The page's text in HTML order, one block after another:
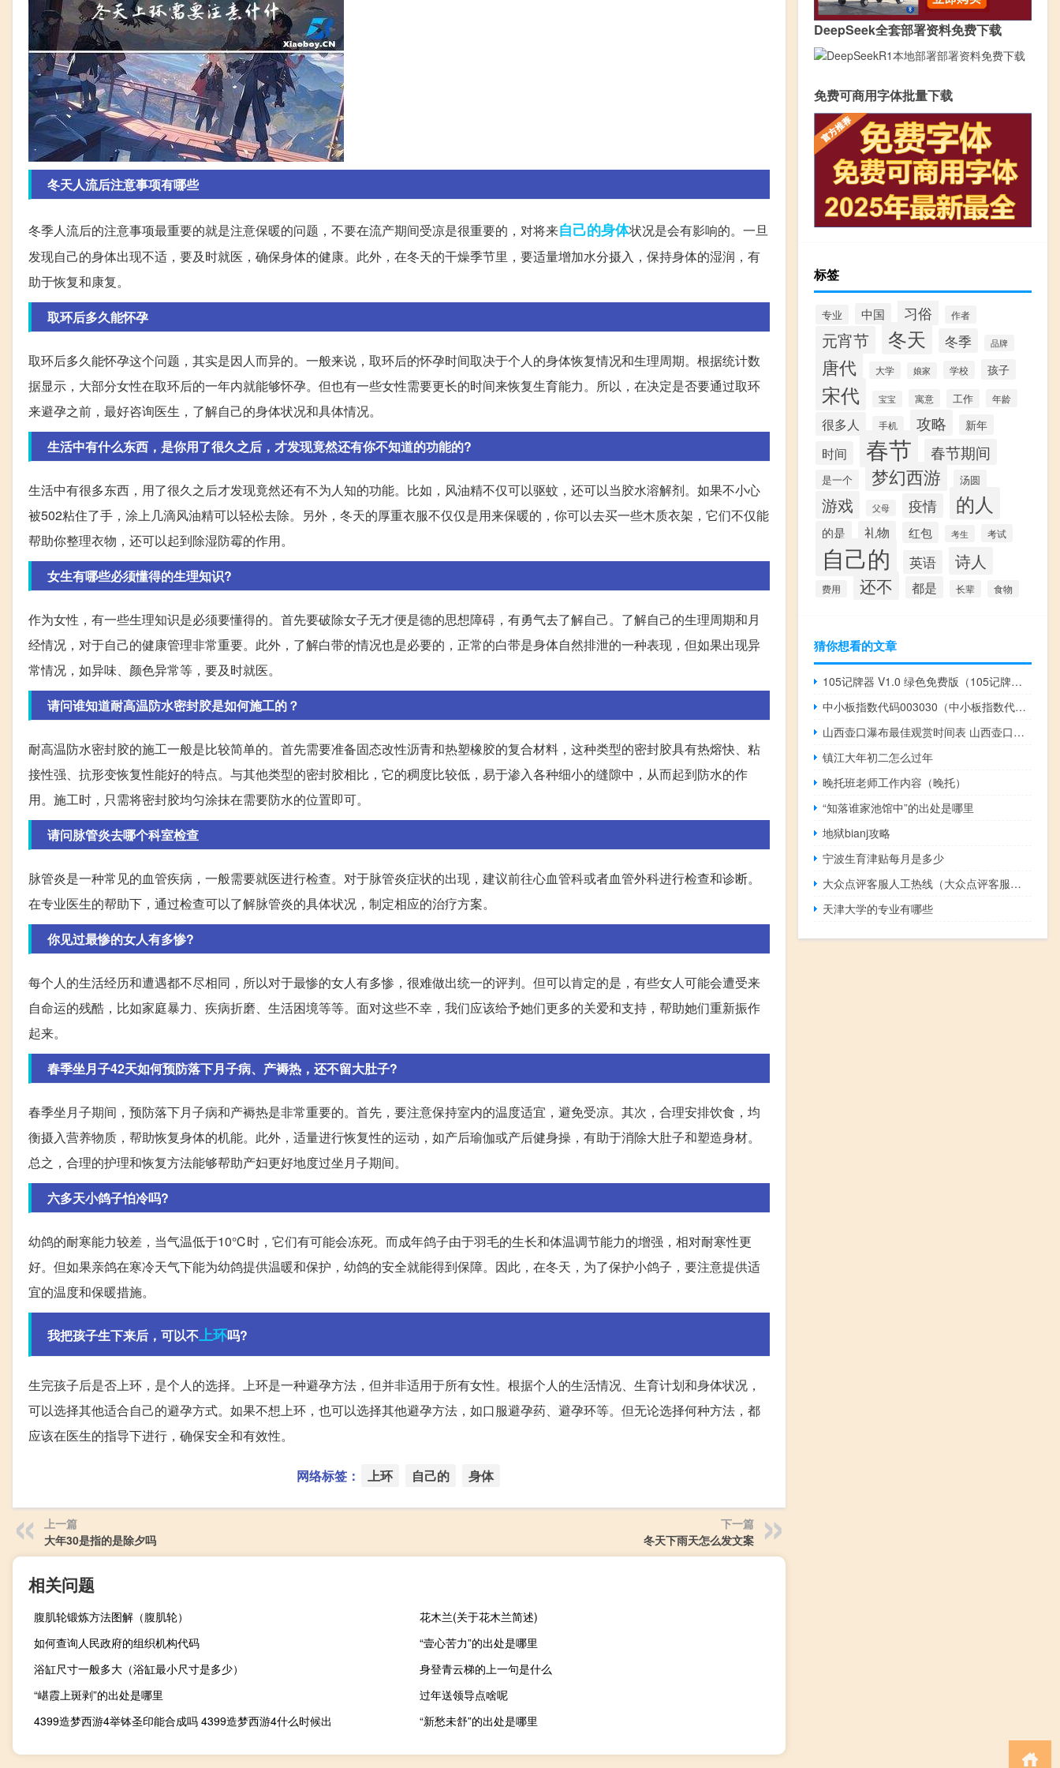
冬天人流后注意事项有哪些
冬季人流后的注意事项最重要的就是注意保暖的问题，不要在流产期间受凉是很重要的，对将来自己的身体状况是会有影响的。一旦
发现自己的身体出现不适，要及时就医，确保身体的健康。此外，在冬天的干燥季节里，要适量增加水分摄入，保持身体的湿润，有
助于恢复和康复。
取环后多久能怀孕
取环后多久能怀孕这个问题，其实是因人而异的。一般来说，取环后的怀孕时间取决于个人的身体恢复情况和生理周期。根据统计数
据显示，大部分女性在取环后的一年内就能够怀孕。但也有一些女性需要更长的时间来恢复生育能力。所以，在决定是否要通过取环
来避孕之前，最好咨询医生，了解自己的身体状况和具体情况。
生活中有什么东西，是你用了很久之后，才发现竟然还有你不知道的功能的?
生活中有很多东西，用了很久之后才发现竟然还有不为人知的功能。比如，风油精不仅可以驱蚊，还可以当胶水溶解剂。如果不小心
被502粘住了手，涂上几滴风油精可以轻松去除。另外，冬天的厚重衣服不仅仅是用来保暖的，你可以去买一些木质衣架，它们不仅能
帮助你整理衣物，还可以起到除湿防霉的作用。
女生有哪些必须懂得的生理知识?
作为女性，有一些生理知识是必须要懂得的。首先要破除女子无才便是德的思想障碍，有勇气去了解自己。了解自己的生理周期和月
经情况，对于自己的健康管理非常重要。此外，了解白带的情况也是必要的，正常的白带是身体自然排泄的一种表现，但如果出现异
常情况，如异味、颜色异常等，要及时就医。
请问谁知道耐高温防水密封胶是如何施工的？
耐高温防水密封胶的施工一般是比较简单的。首先需要准备固态改性沥青和热塑橡胶的复合材料，这种类型的密封胶具有热熔快、粘
接性强、抗形变恢复性能好的特点。与其他类型的密封胶相比，它的稠度比较低，易于渗入各种细小的缝隙中，从而起到防水的作
用。施工时，只需将密封胶均匀涂抹在需要防水的位置即可。
请问脉管炎去哪个科室检查
脉管炎是一种常见的血管疾病，一般需要就医进行检查。对于脉管炎症状的出现，建议前往心血管科或者血管外科进行检查和诊断。
在专业医生的帮助下，通过检查可以了解脉管炎的具体状况，制定相应的治疗方案。
你见过最惨的女人有多惨?
每个人的生活经历和遭遇都不尽相同，所以对于最惨的女人有多惨，很难做出统一的评判。但可以肯定的是，有些女人可能会遭受来
自命运的残酷，比如家庭暴力、疾病折磨、生活困境等等。面对这些不幸，我们应该给予她们更多的关爱和支持，帮助她们重新振作
起来。
春季坐月子42天如何预防落下月子病、产褥热，还不留大肚子?
春季坐月子期间，预防落下月子病和产褥热是非常重要的。首先，要注意保持室内的温度适宜，避免受凉。其次，合理安排饮食，均
衡摄入营养物质，帮助恢复身体的机能。此外，适量进行恢复性的运动，如产后瑜伽或产后健身操，有助于消除大肚子和塑造身材。
总之，合理的护理和恢复方法能够帮助产妇更好地度过坐月子期间。
六多天小鸽子怕冷吗?
幼鸽的耐寒能力较差，当气温低于10℃时，它们有可能会冻死。而成年鸽子由于羽毛的生长和体温调节能力的增强，相对耐寒性更
好。但如果亲鸽在寒冷天气下能为幼鸽提供温暖和保护，幼鸽的安全就能得到保障。因此，在冬天，为了保护小鸽子，要注意提供适
宜的温度和保暖措施。
我把孩子生下来后，可以不上环吗?
生完孩子后是否上环，是个人的选择。上环是一种避孕方法，但并非适用于所有女性。根据个人的生活情况、生育计划和身体状况，
可以选择其他适合自己的避孕方式。如果不想上环，也可以选择其他避孕方法，如口服避孕药、避孕环等。但无论选择何种方法，都
应该在医生的指导下进行，确保安全和有效性。
网络标签： 上环 自己的 身体
上一篇
大年30是指的是除夕吗
下一篇
冬天下雨天怎么发文案
相关问题
腹肌轮锻炼方法图解（腹肌轮）
花木兰(关于花木兰简述)
如何查询人民政府的组织机构代码
“壹心苦力”的出处是哪里
浴缸尺寸一般多大（浴缸最小尺寸是多少）
身登青云梯的上一句是什么
“嵁霞上斑剥”的出处是哪里
过年送领导点啥呢
4399造梦西游4举钵圣印能合成吗 4399造梦西游4什么时候出
“新愁未舒”的出处是哪里
DeepSeek全套部署资料免费下载
免费可商用字体批量下载
标签
专业 中国 习俗 作者
元宵节 冬天 冬季 品牌
唐代 大学 娘家 学校 孩子
宋代 宝宝 寓意 工作 年龄
很多人 手机 攻略 新年
时间 春节 春节期间
是一个 梦幻西游 汤圆
游戏 父母 疫情 的人
的是 礼物 红包 考生 考试
自己的 英语 诗人
费用 还不 都是 长辈 食物
猜你想看的文章
105记牌器 V1.0 绿色免费版（105记牌器 V1.0 绿色免费版功能简介）
中小板指数代码003030（中小板指数代码）
山西壶口瀑布最佳观赏时间表 山西壶口瀑布最佳观赏时间
镇江大年初二怎么过年
晚托班老师工作内容（晚托）
“知落谁家池馆中”的出处是哪里
地狱bianj攻略
宁波生育津贴每月是多少
大众点评客服人工热线（大众点评客服电话人工服务）
天津大学的专业有哪些